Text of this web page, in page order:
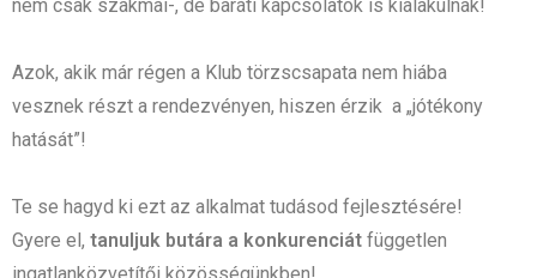
nem csak szakmai-, de baráti kapcsolatok is kialakulnak!
Azok, akik már régen a Klub törzscsapata nem hiába
vesznek részt a rendezvényen, hiszen érzik a „jótékony
hatását”!
Te se hagyd ki ezt az alkalmat tudásod fejlesztésére!
Gyere el, tanuljuk butára a konkurenciát független